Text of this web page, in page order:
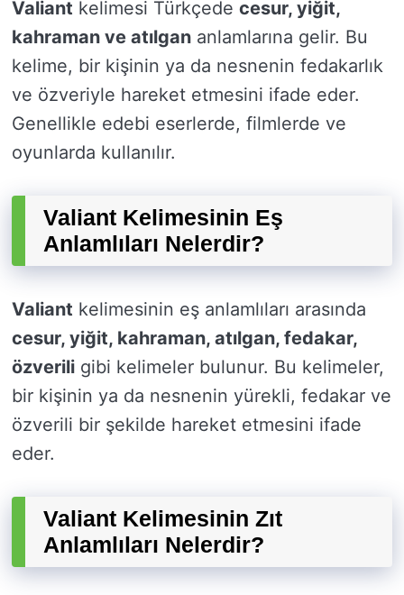
Valiant kelimesi Türkçede cesur, yiğit,
kahraman ve atılgan anlamlarına gelir. Bu
kelime, bir kişinin ya da nesnenin fedakarlık
ve özveriyle hareket etmesini ifade eder.
Genellikle edebi eserlerde, filmlerde ve
oyunlarda kullanılır.
Valiant Kelimesinin Eş
Anlamlıları Nelerdir?
Valiant kelimesinin eş anlamlıları arasında
cesur, yiğit, kahraman, atılgan, fedakar,
özverili gibi kelimeler bulunur. Bu kelimeler,
bir kişinin ya da nesnenin yürekli, fedakar ve
özverili bir şekilde hareket etmesini ifade
eder.
Valiant Kelimesinin Zıt
Anlamlıları Nelerdir?